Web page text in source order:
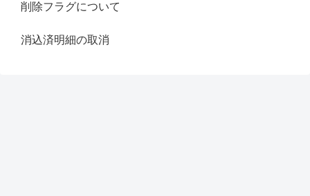
削除フラグについて
消込済明細の取消